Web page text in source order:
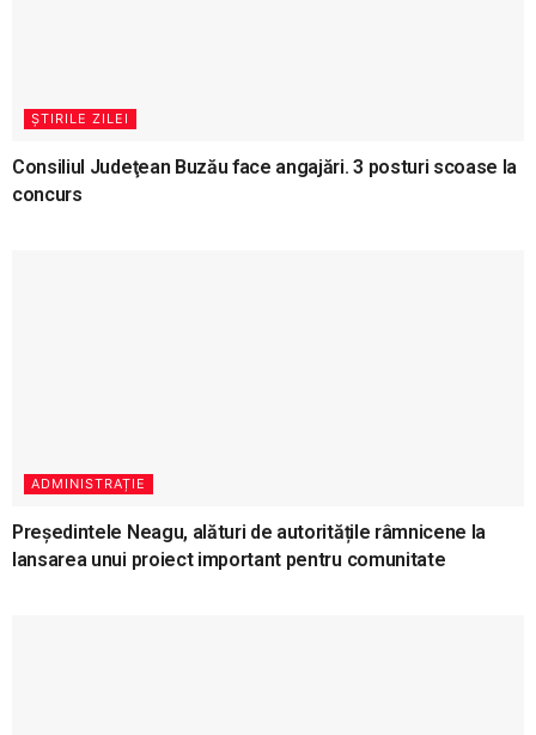
ȘTIRILE ZILEI
Consiliul Judeţean Buzău face angajări. 3 posturi scoase la
concurs
ADMINISTRAȚIE
Președintele Neagu, alături de autoritățile râmnicene la
lansarea unui proiect important pentru comunitate